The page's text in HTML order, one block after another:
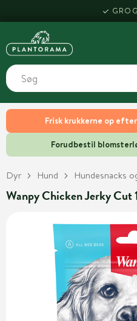
Frisk krukkerne op
Forudbestil
Dyr Hund Hundesnacks
Wanpy Chicken Jerky Cut